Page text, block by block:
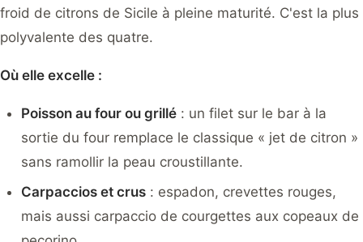
froid de citrons de Sicile à pleine maturité. C'est la plus
polyvalente des quatre.
Où elle excelle :
Poisson au four ou grillé: un filet sur le bar à la
sortie du four remplace le classique « jet de citron »
sans ramollir la peau croustillante.
Carpaccios et crus: espadon, crevettes rouges,
mais aussi carpaccio de courgettes aux copeaux de